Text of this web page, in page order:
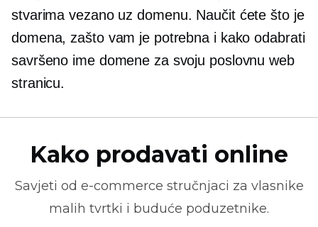
stvarimavezano uz domenu. Naučit ćete što je
domena, zašto vam je potrebna i kako odabrati
savršeno ime domene za svoju poslovnu web
stranicu.
Kako prodavati online
Savjeti od e-commerce stručnjaci za vlasnike
malih tvrtki i buduće poduzetnike.